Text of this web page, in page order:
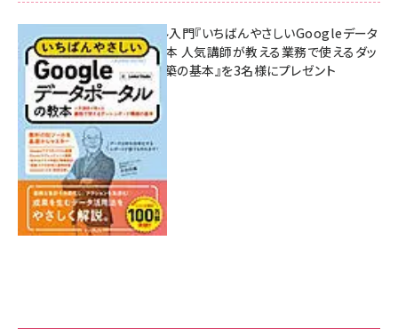
無料BIツール入門『いちばんやさしいGoogleデータ
ポータルの教本 人気講師が教える業務で使えるダッ
シュボード構築の基本』を3名様にプレゼント
7月31日 10:00